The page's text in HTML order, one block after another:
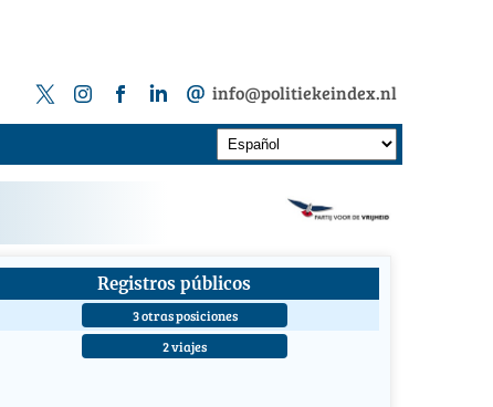
info@politiekeindex.nl
Registros públicos
3 otras posiciones
2 viajes